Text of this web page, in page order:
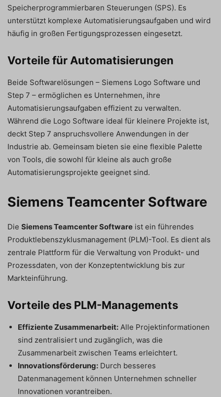
Speicherprogrammierbaren Steuerungen (SPS). Es
unterstützt komplexe Automatisierungsaufgaben und wird
häufig in großen Fertigungsprozessen eingesetzt.
Vorteile für Automatisierungen
Beide Softwarelösungen – Siemens Logo Software und
Step 7 – ermöglichen es Unternehmen, ihre
Automatisierungsaufgaben effizient zu verwalten.
Während die Logo Software ideal für kleinere Projekte ist,
deckt Step 7 anspruchsvollere Anwendungen in der
Industrie ab. Gemeinsam bieten sie eine flexible Palette
von Tools, die sowohl für kleine als auch große
Automatisierungsprojekte geeignet sind.
Siemens Teamcenter Software
Die Siemens Teamcenter Software ist ein führendes
Produktlebenszyklusmanagement (PLM)-Tool. Es dient als
zentrale Plattform für die Verwaltung von Produkt- und
Prozessdaten, von der Konzeptentwicklung bis zur
Markteinführung.
Vorteile des PLM-Managements
Effiziente Zusammenarbeit: Alle Projektinformationen
sind zentralisiert und zugänglich, was die
Zusammenarbeit zwischen Teams erleichtert.
Innovationsförderung: Durch besseres
Datenmanagement können Unternehmen schneller
Innovationen vorantreiben.